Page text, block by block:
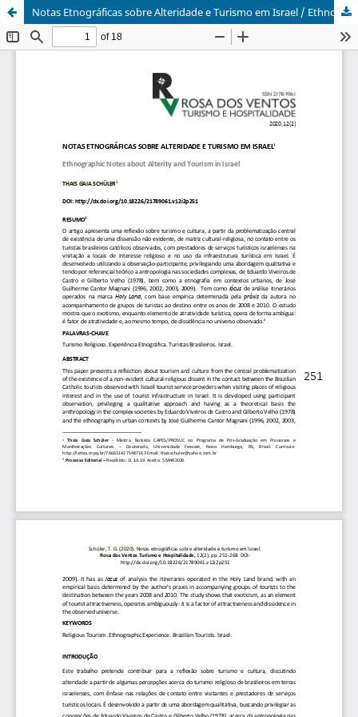
Notas Etnográficas sobre Alteridade e Turismo em Israel / Ethnographic Notes about Alterity and Tourism in Israel